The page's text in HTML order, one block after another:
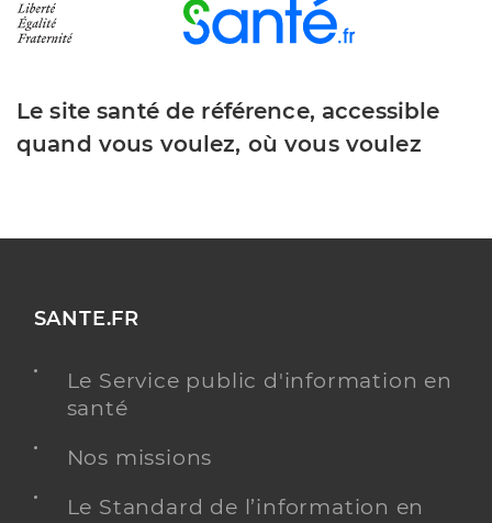
Le site santé de référence, accessible
quand vous voulez, où vous voulez
SANTE.FR
Le Service public d'information en
santé
Nos missions
Le Standard de l’information en